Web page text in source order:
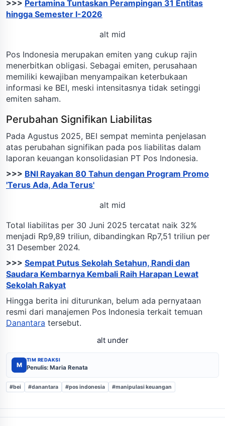
>>> Pertamina Tuntaskan Perampingan 31 Entitas
hingga Semester I-2026
alt mid
Pos Indonesia merupakan emiten yang cukup rajin
menerbitkan obligasi. Sebagai emiten, perusahaan
memiliki kewajiban menyampaikan keterbukaan
informasi ke BEI, meski intensitasnya tidak setinggi
emiten saham.
Perubahan Signifikan Liabilitas
Pada Agustus 2025, BEI sempat meminta penjelasan
atas perubahan signifikan pada pos liabilitas dalam
laporan keuangan konsolidasian PT Pos Indonesia.
>>> BNI Rayakan 80 Tahun dengan Program Promo
'Terus Ada, Ada Terus'
alt mid
Total liabilitas per 30 Juni 2025 tercatat naik 32%
menjadi Rp9,89 triliun, dibandingkan Rp7,51 triliun per
31 Desember 2024.
>>> Sempat Putus Sekolah Setahun, Randi dan
Saudara Kembarnya Kembali Raih Harapan Lewat
Sekolah Rakyat
Hingga berita ini diturunkan, belum ada pernyataan
resmi dari manajemen Pos Indonesia terkait temuan
Danantara tersebut.
alt under
M
TIM REDAKSI
Penulis: Maria Renata
#bei #danantara #pos indonesia #manipulasi keuangan